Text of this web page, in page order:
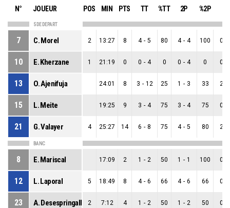
N° JOUEUR POS MIN PTS TT %TT 2P %2P
5 DE DEPART
7 C. Morel 2 13:27 8 4 - 5 80 4 - 4 100 0
10 E. Kherzane 1 21:19 0 0 - 4 0 0 - 4 0 0
13 O. Ajenifuja 24:01 8 3 - 12 25 1 - 3 33 2
15 L. Meite 19:25 9 3 - 4 75 3 - 4 75 0
21 G. Valayer 4 25:27 14 6 - 8 75 4 - 5 80 2
BANC
8 E. Mariscal 17:09 2 1 - 2 50 1 - 1 100 0
12 L. Laporal 5 18:49 8 4 - 6 66 4 - 6 66 0
23 A. Desespringalle 2 7:12 4 1 - 2 50 1 - 2 50 0